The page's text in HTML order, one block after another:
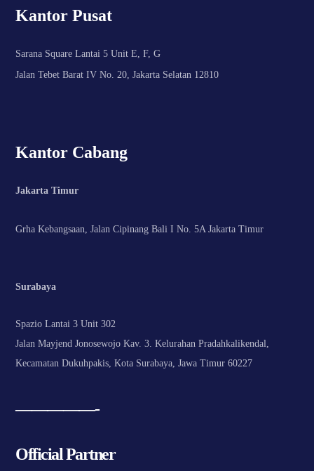
Kantor Pusat
Sarana Square Lantai 5 Unit E, F, G
Jalan Tebet Barat IV No. 20, Jakarta Selatan 12810
Kantor Cabang
Jakarta Timur
Grha Kebangsaan, Jalan Cipinang Bali I No. 5A Jakarta Timur
Surabaya
Spazio Lantai 3 Unit 302
Jalan Mayjend Jonosewojo Kav. 3. Kelurahan Pradahkalikendal,
Kecamatan Dukuhpakis, Kota Surabaya, Jawa Timur 60227
—————-
Official Partner